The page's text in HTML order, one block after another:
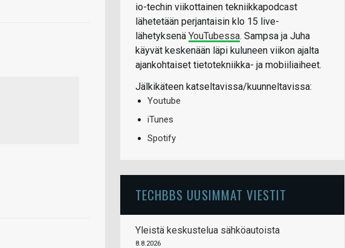
io-techin viikottainen tekniikkapodcast
lähetetään perjantaisin klo 15 live-
lähetyksenä YouTubessa. Sampsa ja Juha
käyvät keskenään läpi kuluneen viikon ajalta
ajankohtaiset tietotekniikka- ja mobiiliaiheet.
Jälkikäteen katseltavissa/kuunneltavissa:
Youtube
iTunes
Spotify
TECHBBS UUSIMMAT VIESTIT
Yleistä keskustelua sähköautoista
8.8.2026